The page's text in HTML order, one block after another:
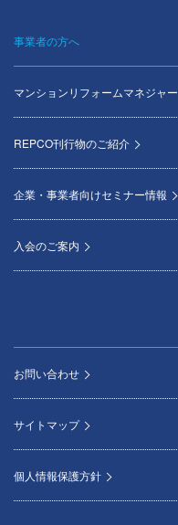
事業者の方へ
マンションリフォームマネジャー
REPCO刊行物のご紹介
企業・事業者向けセミナー情報
入会のご案内
お問い合わせ
サイトマップ
個人情報保護方針